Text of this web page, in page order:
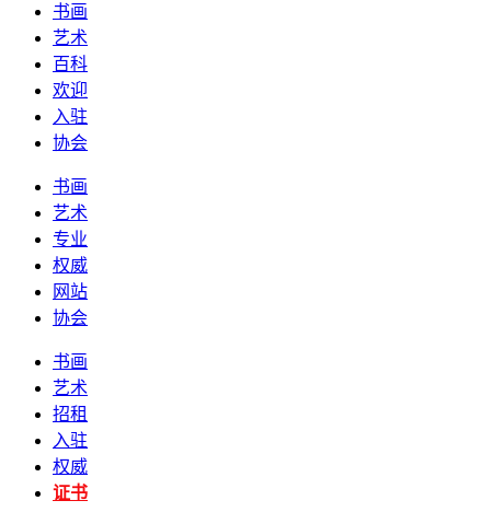
书画
艺术
百科
欢迎
入驻
协会
书画
艺术
专业
权威
网站
协会
书画
艺术
招租
入驻
权威
证书